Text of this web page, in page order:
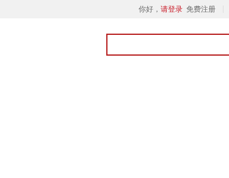
你好， 请登录 免费注册